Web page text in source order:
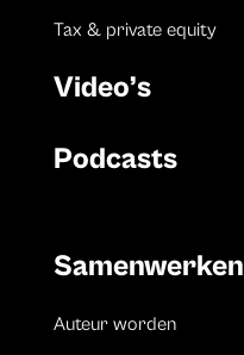
Tax & private equity
Video’s
Podcasts
Samenwerken
Auteur worden